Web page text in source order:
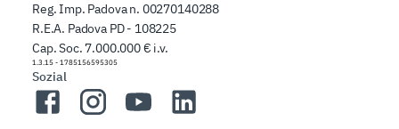
Reg. Imp. Padova n. 00270140288
R.E.A. Padova PD - 108225
Cap. Soc. 7.000.000 € i.v.
1.3.15 - 1785156595305
Sozial
FacebookInstagramYouTubeLinkedIn